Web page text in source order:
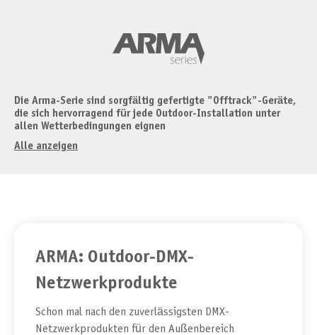
Die Arma-Serie sind sorgfältig gefertigte "Offtrack"-Geräte,
die sich hervorragend für jede Outdoor-Installation unter
allen Wetterbedingungen eignen
Alle anzeigen
ARMA: Outdoor-DMX-
Netzwerkprodukte
Schon mal nach den zuverlässigsten DMX-
Netzwerkprodukten für den Außenbereich